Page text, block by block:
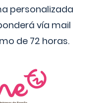
personalizada
vía mail
de 72 horas.